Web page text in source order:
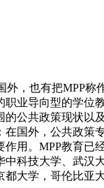
，也有把MPP称
业导向型的学
公共政策现状
国外，公共政
用。MPP教育
科技大学、武
大学，哥伦比亚